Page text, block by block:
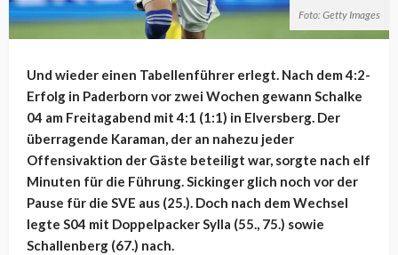
Foto: Getty Images
Und wieder einen Tabellenführer erlegt. Nach dem 4:2-
Erfolg in Paderborn vor zwei Wochen gewann Schalke
04 am Freitagabend mit 4:1 (1:1) in Elversberg. Der
überragende Karaman, der an nahezu jeder
Offensivaktion der Gäste beteiligt war, sorgte nach elf
Minuten für die Führung. Sickinger glich noch vor der
Pause für die SVE aus (25.). Doch nach dem Wechsel
legte S04 mit Doppelpacker Sylla (55., 75.) sowie
Schallenberg (67.) nach.